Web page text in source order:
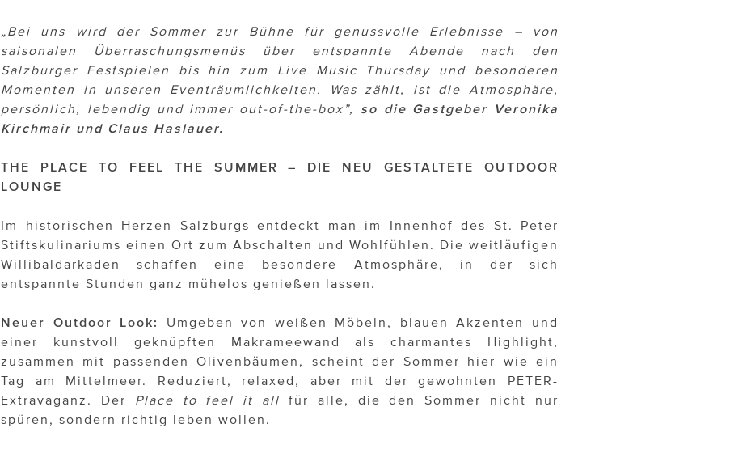
„Bei uns wird der Sommer zur Bühne für genussvolle Erlebnisse – von
saisonalen Überraschungsmenüs über entspannte Abende nach den
Salzburger Festspielen bis hin zum Live Music Thursday und besonderen
Momenten in unseren Eventräumlichkeiten. Was zählt, ist die Atmosphäre,
persönlich, lebendig und immer out-of-the-box”, so die Gastgeber Veronika
Kirchmair und Claus Haslauer.
THE PLACE TO FEEL THE SUMMER – DIE NEU GESTALTETE OUTDOOR
LOUNGE
Im historischen Herzen Salzburgs entdeckt man im Innenhof des St. Peter
Stiftskulinariums einen Ort zum Abschalten und Wohlfühlen. Die weitläufigen
Willibaldarkaden schaffen eine besondere Atmosphäre, in der sich
entspannte Stunden ganz mühelos genießen lassen.
Neuer Outdoor Look:
Umgeben von weißen Möbeln, blauen Akzenten und
einer kunstvoll geknüpften Makrameewand als charmantes Highlight,
zusammen mit passenden Olivenbäumen, scheint der Sommer hier wie ein
Tag am Mittelmeer. Reduziert, relaxed, aber mit der gewohnten PETER-
Extravaganz. Der Place to feel it all für alle, die den Sommer nicht nur
spüren, sondern richtig leben wollen.